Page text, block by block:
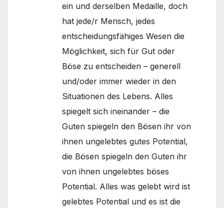
ein und derselben Medaille, doch
hat jede/r Mensch, jedes
entscheidungsfähiges Wesen die
Möglichkeit, sich für Gut oder
Böse zu entscheiden – generell
und/oder immer wieder in den
Situationen des Lebens. Alles
spiegelt sich ineinander – die
Guten spiegeln den Bösen ihr von
ihnen ungelebtes gutes Potential,
die Bösen spiegeln den Guten ihr
von ihnen ungelebtes böses
Potential. Alles was gelebt wird ist
gelebtes Potential und es ist die